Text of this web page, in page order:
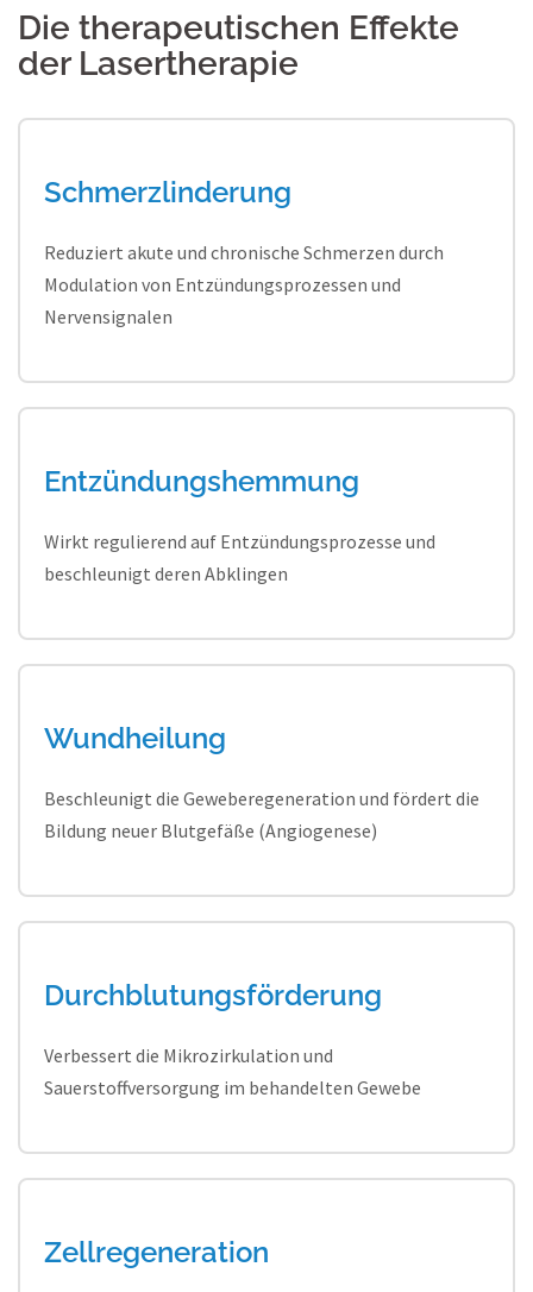
Die therapeutischen Effekte
der Lasertherapie
Schmerzlinderung
Reduziert akute und chronische Schmerzen durch
Modulation von Entzündungsprozessen und
Nervensignalen
Entzündungshemmung
Wirkt regulierend auf Entzündungsprozesse und
beschleunigt deren Abklingen
Wundheilung
Beschleunigt die Geweberegeneration und fördert die
Bildung neuer Blutgefäße (Angiogenese)
Durchblutungsförderung
Verbessert die Mikrozirkulation und
Sauerstoffversorgung im behandelten Gewebe
Zellregeneration